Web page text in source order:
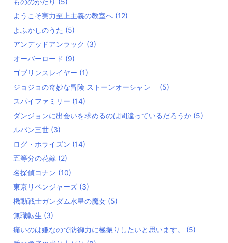
ようこそ実力至上主義の教室へ (12)
よふかしのうた (5)
アンデッドアンラック (3)
オーバーロード (9)
ゴブリンスレイヤー (1)
ジョジョの奇妙な冒険 ストーンオーシャン (5)
スパイファミリー (14)
ダンジョンに出会いを求めるのは間違っているだろうか (5)
ルパン三世 (3)
ログ・ホライズン (14)
五等分の花嫁 (2)
名探偵コナン (10)
東京リベンジャーズ (3)
機動戦士ガンダム水星の魔女 (5)
無職転生 (3)
痛いのは嫌なので防御力に極振りしたいと思います。 (5)